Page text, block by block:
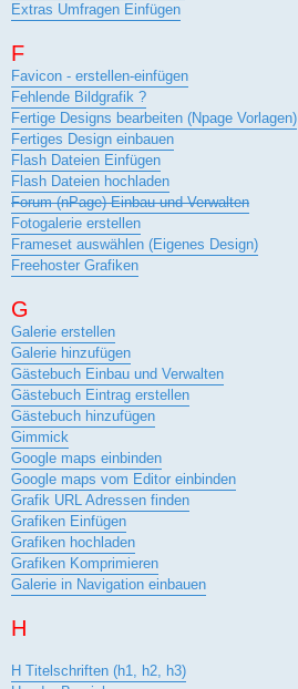
Extras Umfragen Einfügen
F
Favicon - erstellen-einfügen
Fehlende Bildgrafik ?
Fertige Designs bearbeiten (Npage Vorlagen)
Fertiges Design einbauen
Flash Dateien Einfügen
Flash Dateien hochladen
Forum (nPage) Einbau und Verwalten
Fotogalerie erstellen
Frameset auswählen (Eigenes Design)
Freehoster Grafiken
G
Galerie erstellen
Galerie hinzufügen
Gästebuch Einbau und Verwalten
Gästebuch Eintrag erstellen
Gästebuch hinzufügen
Gimmick
Google maps einbinden
Google maps vom Editor einbinden
Grafik URL Adressen finden
Grafiken Einfügen
Grafiken hochladen
Grafiken Komprimieren
Galerie in Navigation einbauen
H
H Titelschriften (h1, h2, h3)